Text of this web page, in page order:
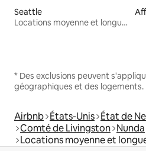
Seattle
Locations moyenne et longue durée
* Des exclusions peuvent
géographiques et des logements.
Airbnb États-Unis État de
Comté de Livingston Nunda
Locations moyenne et